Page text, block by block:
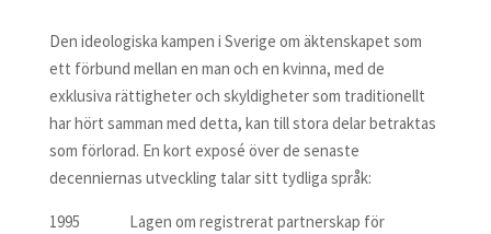
Den ideologiska kampen i Sverige om äktenskapet som
ett förbund mellan en man och en kvinna, med de
exklusiva rättigheter och skyldigheter som traditionellt
har hört samman med detta, kan till stora delar betraktas
som förlorad. En kort exposé över de senaste
decenniernas utveckling talar sitt tydliga språk:
1995 Lagen om registrerat partnerskap för